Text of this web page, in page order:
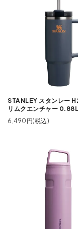
STANLEY スタンレー
リムクエンチャー 0.88L
6,490円(税込)